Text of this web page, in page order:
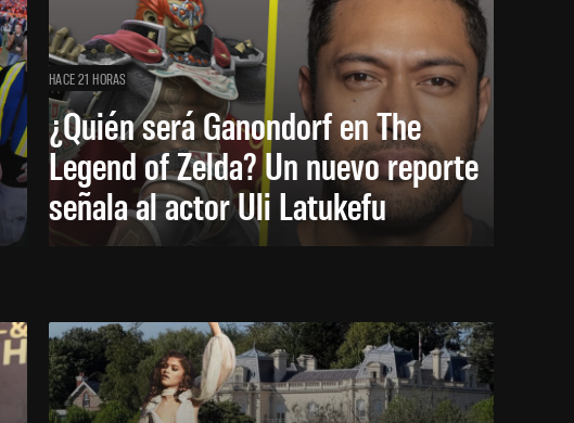
HACE 21 HORAS
¿Quién será Ganondorf en The
Legend of Zelda? Un nuevo reporte
señala al actor Uli Latukefu